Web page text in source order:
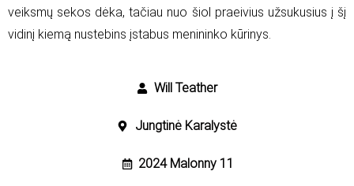
veiksmų sekos dėka, tačiau nuo šiol praeivius užsukusius į šį
vidinį kiemą nustebins įstabus menininko kūrinys.
Will Teather
Jungtinė Karalystė
2024 Malonny 11